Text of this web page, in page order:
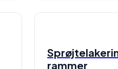
rammer